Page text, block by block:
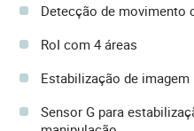
Detecção de movimento
RoI com 4 áreas
Estabilização de
Sensor G para